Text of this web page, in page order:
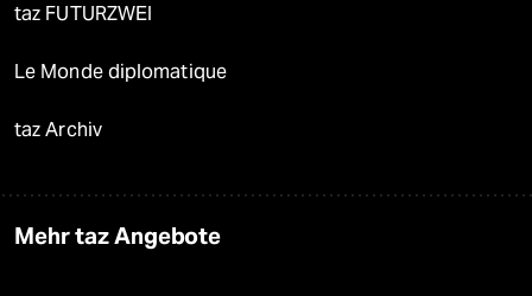
taz FUTURZWEI
Le Monde diplomatique
taz Archiv
Mehr taz Angebote